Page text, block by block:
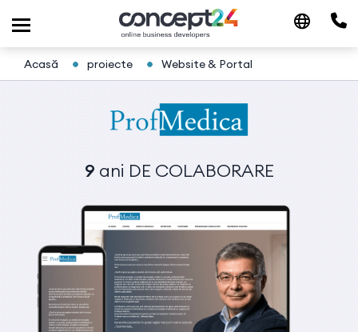
Acasă proiecte Website & Portal
9 ani DE COLABORARE